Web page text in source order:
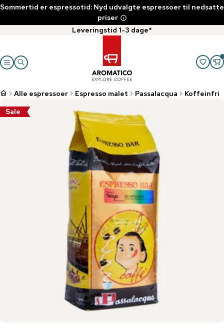
Sommertid er espressotid: Nyd udvalgte espressoer til nedsatte
priser
Leveringstid 1-3 dage*
Alle espressoer Espresso malet Passalacqua
Koffeinfri
Sale